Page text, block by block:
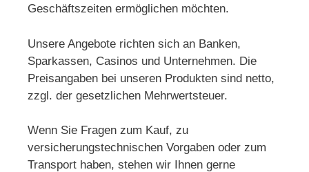
Geschäftszeiten ermöglichen möchten.
Unsere Angebote richten sich an Banken,
Sparkassen, Casinos und Unternehmen. Die
Preisangaben bei unseren Produkten sind netto,
zzgl. der gesetzlichen Mehrwertsteuer.
Wenn Sie Fragen zum Kauf, zu
versicherungstechnischen Vorgaben oder zum
Transport haben, stehen wir Ihnen gerne